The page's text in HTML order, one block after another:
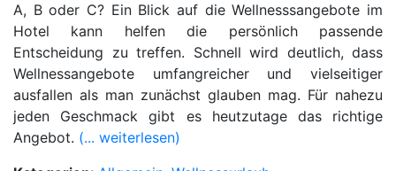
A, B oder C? Ein Blick auf die Wellnesssangebote im
Hotel kann helfen die persönlich passende
Entscheidung zu treffen. Schnell wird deutlich, dass
Wellnessangebote umfangreicher und vielseitiger
ausfallen als man zunächst glauben mag. Für nahezu
jeden Geschmack gibt es heutzutage das richtige
Angebot. (... weiterlesen)